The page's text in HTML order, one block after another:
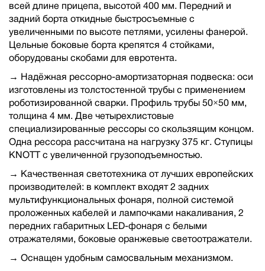
всей длине прицепа, высотой 400 мм. Передний и
задний борта откидные быстросъемные с
увеличенными по высоте петлями, усилены фанерой.
Цельные боковые борта крепятся 4 стойками,
оборудованы скобами для евротента.
→ Надёжная рессорно-амортизаторная подвеска: оси
изготовлены из толстостенной трубы с применением
роботизированной сварки. Профиль трубы 50×50 мм,
толщина 4 мм. Две четырехлистовые
специализированные рессоры со скользящим концом.
Одна рессора рассчитана на нагрузку 375 кг. Ступицы
KNOTT с увеличенной грузоподъемностью.
→ Качественная светотехника от лучших европейских
производителей: в комплект входят 2 задних
мультифункциональных фонаря, полной системой
проложенных кабелей и лампочками накаливания, 2
передних габаритных LED-фонаря с белыми
отражателями, боковые оранжевые светоотражатели.
→ Оснащен удобным самосвальным механизмом.